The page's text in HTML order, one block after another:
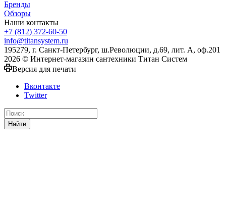
Бренды
Обзоры
Наши контакты
+7 (812) 372-60-50
info@titansystem.ru
195279, г. Санкт-Петербург, ш.Революции, д.69, лит. А, оф.201
2026 © Интернет-магазин сантехники Титан Систем
Версия для печати
Вконтакте
Twitter
Найти